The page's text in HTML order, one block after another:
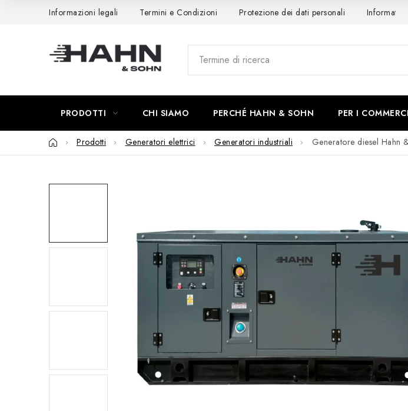
Informazioni legali Termini e Condizioni Protezione dei dati personali Informativa
PRODOTTI CHI SIAMO PERCHÉ HAHN & SOHN PER I
Casa Prodotti Generatori elettrici Generatori industriali Generatore diesel Hahn